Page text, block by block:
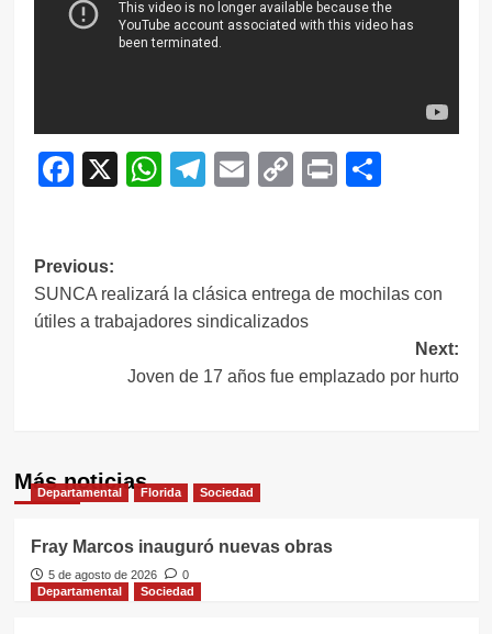
Facebook
X WhatsApp
Telegram
EmailCopy
Print
Navegación
de
entradas
Previous:
SUNCA realizará la clásica entrega de mochilas con
útiles a trabajadores sindicalizados
Next:
Joven de 17 años fue emplazado por hurto
Más noticias
Departamental Florida Sociedad
Fray Marcos inauguró nuevas obras
5 de agosto de 2026
0
Departamental
Sociedad